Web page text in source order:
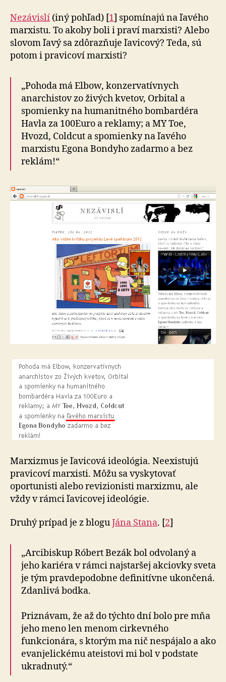
Nezávislí (iný pohľad) [1] spomínajú na ľavého
marxistu. To akoby boli i praví marxisti? Alebo
slovom ľavý sa zdôrazňuje ľavicový? Teda, sú
potom i pravicoví marxisti?
„Pohoda má Elbow, konzervatívnych
anarchistov zo živých kvetov, Orbital a
spomienky na humanitného bombardéra
Havla za 100Euro a reklamy; a MY Toe,
Hvozd, Coldcut a spomienky na ľavého
marxistu Egona Bondyho zadarmo a bez
reklám!“
Marxizmus je ľavicová ideológia. Neexistujú
pravicoví marxisti. Môžu sa vyskytovať
oportunisti alebo revizionisti marxizmu, ale
vždy v rámci ľavicovej ideológie.
Druhý prípad je z bloguJána Stana. [2]
„Arcibiskup Róbert Bezák bol odvolaný a
jeho kariéra v rámci najstaršej akciovky sveta
je tým pravdepodobne definitívne ukončená.
Zdanlivá bodka.
Priznávam, že až do týchto dní bolo pre mňa
jeho meno len menom cirkevného
funkcionára, s ktorým ma nič nespájalo a ako
evanjelickému ateistovi mi bol v podstate
ukradnutý.“